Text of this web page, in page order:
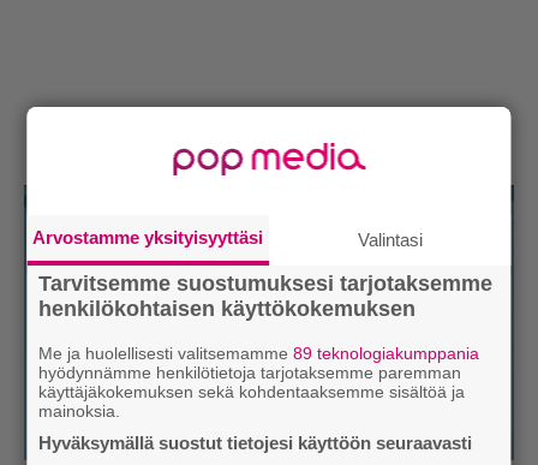
Arvostamme yksityisyyttäsi Valintasi
Tarvitsemme suostumuksesi tarjotaksemme
henkilökohtaisen käyttökokemuksen
Me ja huolellisesti valitsemamme89 teknologiakumppania
hyödynnämme henkilötietoja tarjotaksemme paremman
käyttäjäkokemuksen sekä kohdentaaksemme sisältöä ja
mainoksia.
Hyväksymällä suostut tietojesi käyttöön seuraavasti